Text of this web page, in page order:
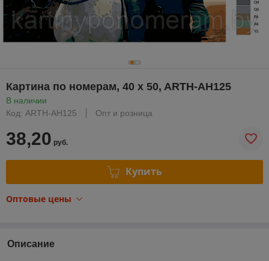
Картина по номерам, 40 x 50, ARTH-AH125
В наличии
Код: ARTH-AH125
Опт и розница
38,20 руб.
Купить
Оптовые цены
Описание